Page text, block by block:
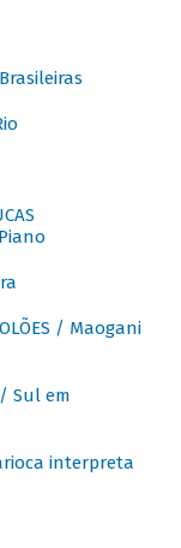
/ Maogani
/ Sul em
interpreta